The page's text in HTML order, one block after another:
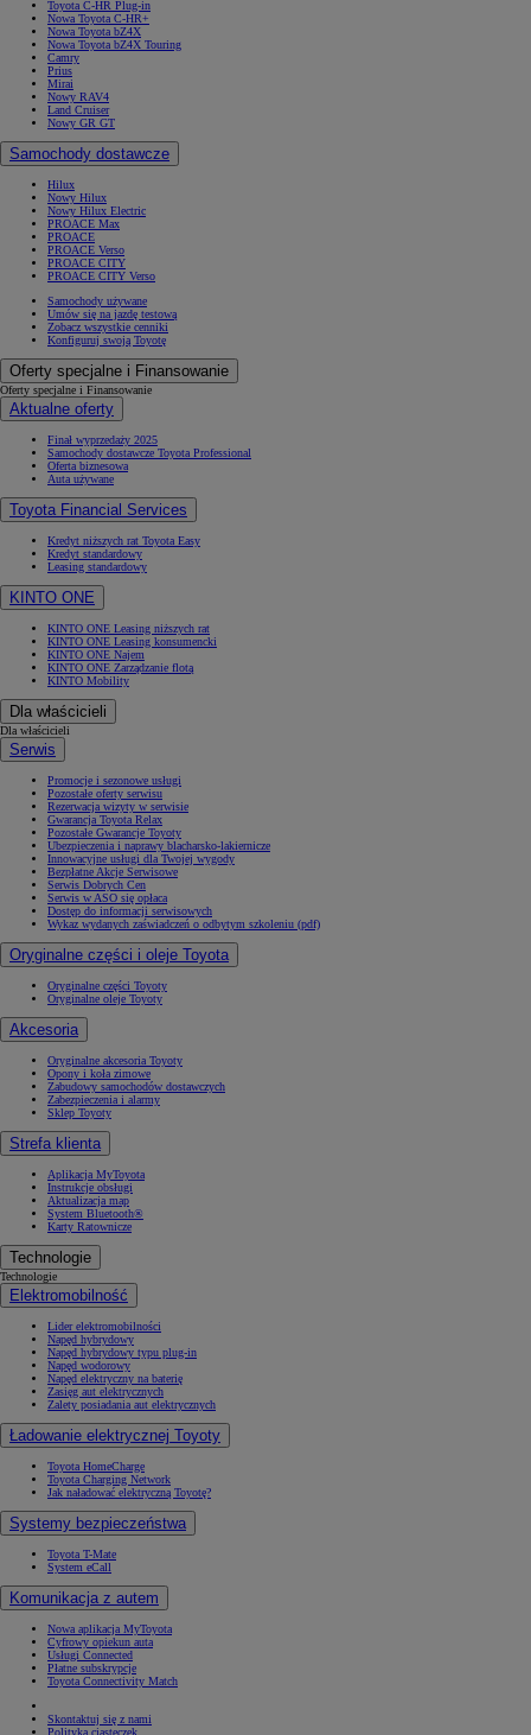
Toyota C-HR Plug-in
Nowa Toyota C-HR+
Nowa Toyota bZ4X
Nowa Toyota bZ4X Touring
Camry
Prius
Mirai
Nowy RAV4
Land Cruiser
Nowy GR GT
Samochody dostawcze
Hilux
Nowy Hilux
Nowy Hilux Electric
PROACE Max
PROACE
PROACE Verso
PROACE CITY
PROACE CITY Verso
Samochody używane
Umów się na jazdę testową
Zobacz wszystkie cenniki
Konfiguruj swoją Toyotę
Oferty specjalne i Finansowanie
Oferty specjalne i Finansowanie
Aktualne oferty
Finał wyprzedaży 2025
Samochody dostawcze Toyota Professional
Oferta biznesowa
Auta używane
Toyota Financial Services
Kredyt niższych rat Toyota Easy
Kredyt standardowy
Leasing standardowy
KINTO ONE
KINTO ONE Leasing niższych rat
KINTO ONE Leasing konsumencki
KINTO ONE Najem
KINTO ONE Zarządzanie flotą
KINTO Mobility
Dla właścicieli
Dla właścicieli
Serwis
Promocje i sezonowe usługi
Pozostałe oferty serwisu
Rezerwacja wizyty w serwisie
Gwarancja Toyota Relax
Pozostałe Gwarancje Toyoty
Ubezpieczenia i naprawy blacharsko-lakiernicze
Innowacyjne usługi dla Twojej wygody
Bezpłatne Akcje Serwisowe
Serwis Dobrych Cen
Serwis w ASO się opłaca
Dostęp do informacji serwisowych
Wykaz wydanych zaświadczeń o odbytym szkoleniu (pdf)
Oryginalne części i oleje Toyota
Oryginalne części Toyoty
Oryginalne oleje Toyoty
Akcesoria
Oryginalne akcesoria Toyoty
Opony i koła zimowe
Zabudowy samochodów dostawczych
Zabezpieczenia i alarmy
Sklep Toyoty
Strefa klienta
Aplikacja MyToyota
Instrukcje obsługi
Aktualizacja map
System Bluetooth®
Karty Ratownicze
Technologie
Technologie
Elektromobilność
Lider elektromobilności
Napęd hybrydowy
Napęd hybrydowy typu plug-in
Napęd wodorowy
Napęd elektryczny na baterię
Zasięg aut elektrycznych
Zalety posiadania aut elektrycznych
Ładowanie elektrycznej Toyoty
Toyota HomeCharge
Toyota Charging Network
Jak naładować elektryczną Toyotę?
Systemy bezpieczeństwa
Toyota T-Mate
System eCall
Komunikacja z autem
Nowa aplikacja MyToyota
Cyfrowy opiekun auta
Usługi Connected
Płatne subskrypcje
Toyota Connectivity Match
Skontaktuj się z nami